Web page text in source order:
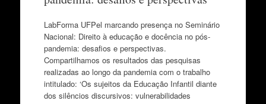
LabForma UFPel marcando presença no Seminário
Nacional: Direito à educação e docência no pós-
pandemia: desafios e perspectivas.
Compartilhamos os resultados das pesquisas
realizadas ao longo da pandemia com o trabalho
intitulado: ‘Os sujeitos da Educação Infantil diante
dos silêncios discursivos: vulnerabilidades